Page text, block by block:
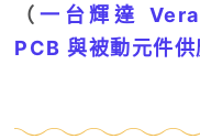
（一台輝達
PCB 與被動元件供